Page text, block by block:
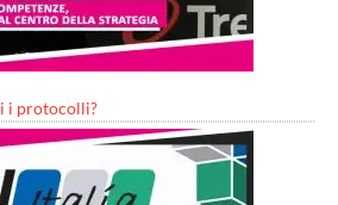
i protocolli?